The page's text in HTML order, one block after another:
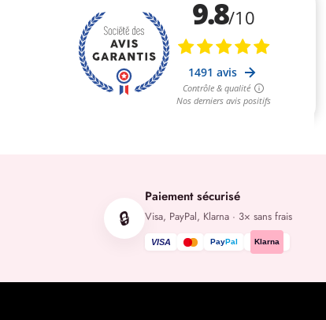
🔒
Paiement sécurisé
Visa, PayPal, Klarna · 3× sans frais
VISA Klarna